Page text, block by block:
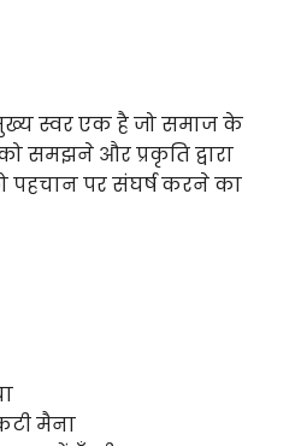
स्वर एक है जो समाज के
समझने और प्रकृति द्वारा
पहचान पर संघर्ष करने का
मैना